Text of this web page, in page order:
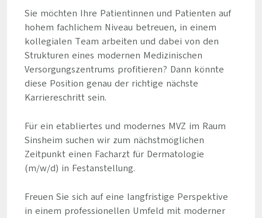
Sie möchten Ihre Patientinnen und Patienten auf
hohem fachlichem Niveau betreuen, in einem
kollegialen Team arbeiten und dabei von den
Strukturen eines modernen Medizinischen
Versorgungszentrums profitieren? Dann könnte
diese Position genau der richtige nächste
Karriereschritt sein.
Für ein etabliertes und modernes MVZ im Raum
Sinsheim suchen wir zum nächstmöglichen
Zeitpunkt einen Facharzt für Dermatologie
(m/w/d) in Festanstellung.
Freuen Sie sich auf eine langfristige Perspektive
in einem professionellen Umfeld mit moderner